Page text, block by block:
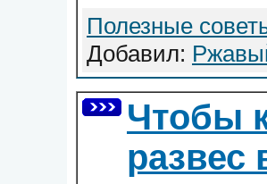
Полезные
Добавил:
Чтобы
развес